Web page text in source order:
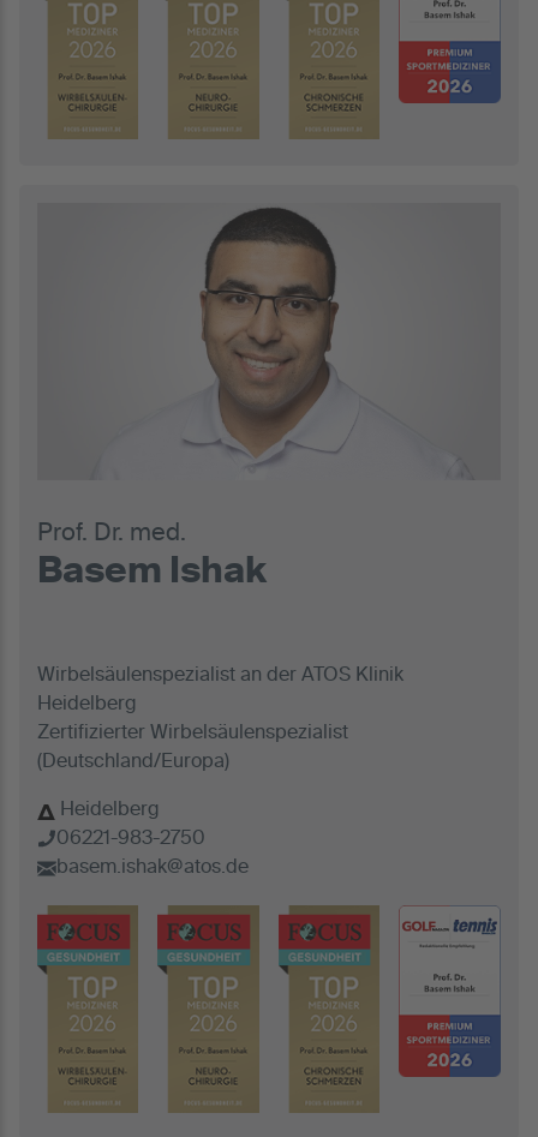
Prof. Dr. med.
Basem Ishak
Wirbelsäulenspezialist an der ATOS Klinik
Heidelberg
Zertifizierter Wirbelsäulenspezialist
(Deutschland/Europa)
Heidelberg
06221-983-2750
basem.ishak@atos.de